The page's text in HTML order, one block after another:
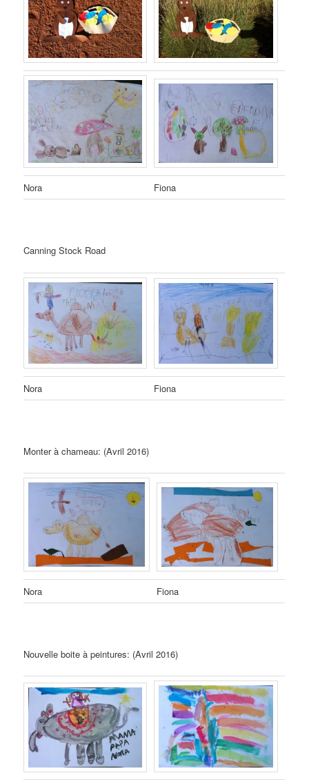
Nora Fiona
Canning Stock Road
Nora Fiona
Monter à chameau: (Avril 2016)
Nora Fiona
Nouvelle boite à peintures: (Avril 2016)